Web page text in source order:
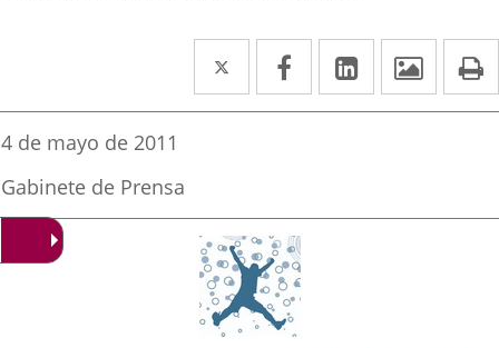
Twitter
Enlace
a
externa.
Facebook
Enlace
a
externa.
Linkedin
Enlace
a
externa.
Fecha
la
noticia
4 de mayo de 2011
Fuente
la
noticia
Gabinete de Prensa